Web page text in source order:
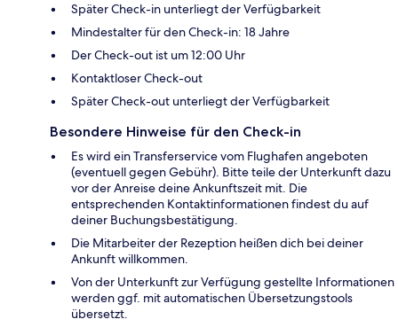
Später Check-in unterliegt der Verfügbarkeit
Mindestalter für den Check-in: 18 Jahre
Der Check-out ist um 12:00 Uhr
Kontaktloser Check-out
Später Check-out unterliegt der Verfügbarkeit
Besondere Hinweise für den Check-in
Es wird ein Transferservice vom Flughafen angeboten
(eventuell gegen Gebühr). Bitte teile der Unterkunft dazu
vor der Anreise deine Ankunftszeit mit. Die
entsprechenden Kontaktinformationen findest du auf
deiner Buchungsbestätigung.
Die Mitarbeiter der Rezeption heißen dich bei deiner
Ankunft willkommen.
Von der Unterkunft zur Verfügung gestellte Informationen
werden ggf. mit automatischen Übersetzungstools
übersetzt.